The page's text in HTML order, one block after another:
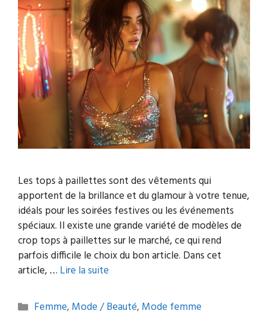
Les tops à paillettes sont des vêtements qui
apportent de la brillance et du glamour à votre tenue,
idéals pour les soirées festives ou les événements
spéciaux. Il existe une grande variété de modèles de
crop tops à paillettes sur le marché, ce qui rend
parfois difficile le choix du bon article. Dans cet
article, …Lire la suite
Catégories
Femme, Mode / Beauté, Mode femme